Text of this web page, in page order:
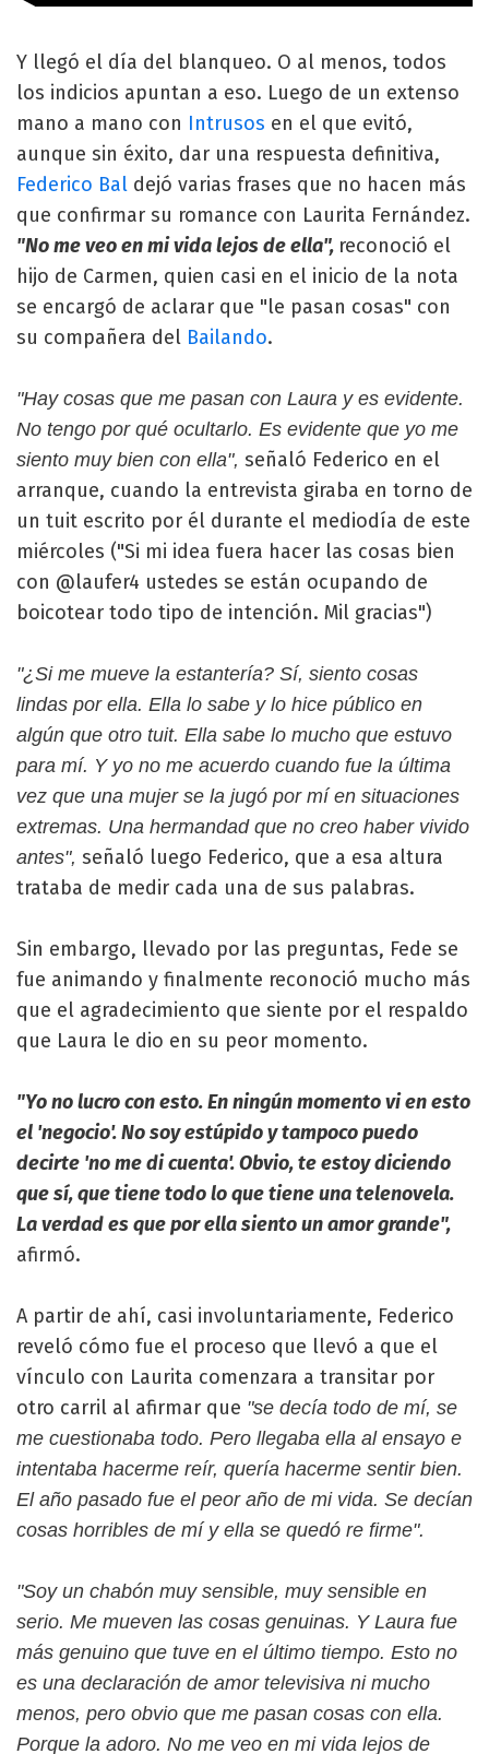
Y llegó el día del blanqueo. O al menos, todos
los indicios apuntan a eso. Luego de un extenso
mano a mano con Intrusos en el que evitó,
aunque sin éxito, dar una respuesta definitiva,
Federico Bal dejó varias frases que no hacen más
que confirmar su romance con Laurita Fernández.
"No me veo en mi vida lejos de ella", reconoció el
hijo de Carmen, quien casi en el inicio de la nota
se encargó de aclarar que "le pasan cosas" con
su compañera del Bailando.
"Hay cosas que me pasan con Laura y es evidente.
No tengo por qué ocultarlo. Es evidente que yo me
siento muy bien con ella", señaló Federico en el
arranque, cuando la entrevista giraba en torno de
un tuit escrito por él durante el mediodía de este
miércoles ("Si mi idea fuera hacer las cosas bien
con @laufer4 ustedes se están ocupando de
boicotear todo tipo de intención. Mil gracias")
"¿Si me mueve la estantería? Sí, siento cosas
lindas por ella. Ella lo sabe y lo hice público en
algún que otro tuit. Ella sabe lo mucho que estuvo
para mí. Y yo no me acuerdo cuando fue la última
vez que una mujer se la jugó por mí en situaciones
extremas. Una hermandad que no creo haber vivido
antes", señaló luego Federico, que a esa altura
trataba de medir cada una de sus palabras.
Sin embargo, llevado por las preguntas, Fede se
fue animando y finalmente reconoció mucho más
que el agradecimiento que siente por el respaldo
que Laura le dio en su peor momento.
"Yo no lucro con esto. En ningún momento vi en esto
el 'negocio'. No soy estúpido y tampoco puedo
decirte 'no me di cuenta'. Obvio, te estoy diciendo
que sí, que tiene todo lo que tiene una telenovela.
La verdad es que por ella siento un amor grande",
afirmó.
A partir de ahí, casi involuntariamente, Federico
reveló cómo fue el proceso que llevó a que el
vínculo con Laurita comenzara a transitar por
otro carril al afirmar que "se decía todo de mí, se
me cuestionaba todo. Pero llegaba ella al ensayo e
intentaba hacerme reír, quería hacerme sentir bien.
El año pasado fue el peor año de mi vida. Se decían
cosas horribles de mí y ella se quedó re firme".
"Soy un chabón muy sensible, muy sensible en
serio. Me mueven las cosas genuinas. Y Laura fue
más genuino que tuve en el último tiempo. Esto no
es una declaración de amor televisiva ni mucho
menos, pero obvio que me pasan cosas con ella.
Porque la adoro. No me veo en mi vida lejos de